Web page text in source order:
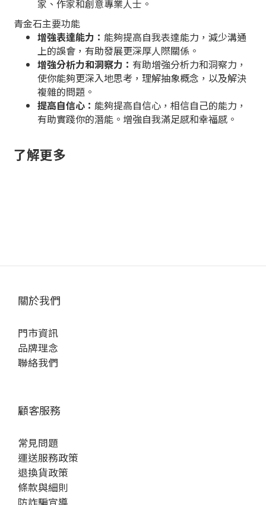
家、作家和創意專業人士。
青金石主要功能
增強表達能力： 能夠提高自我表達能力，減少溝通
上的誤會，有助發展更深厚人際關係。
增強分析力和洞察力： 有助增強分析力和洞察力，
使你能夠更深入地思考，理解抽象概念，以及解決
複雜的問題。
提高自信心： 能夠提高自信心，相信自己的能力，
有助實踐你的潛能。增強自我滿足感和幸福感。
了解更多
關於我們
門市資訊
品牌理念
聯絡我們
顧客服務
常見問題
運送服務政策
退換貨政策
條款與細則
防詐騙宣導